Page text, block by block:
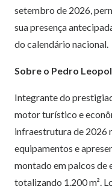
setembro de 2026,
sua presença
do calendário nacional.
Sobre o Pedro
Integrante do
motor turístico e
infraestrutura de 2026
equipamentos e
montado em palcos de
totalizando 1.200 m².